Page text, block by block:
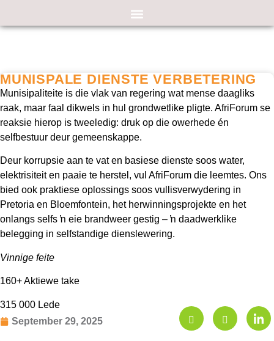
MUNISPALE DIENSTE VERBETERING
Munisipaliteite is die vlak van regering wat mense daagliks
raak, maar faal dikwels in hul grondwetlike pligte. AfriForum se
reaksie hierop is tweeledig: druk op die owerhede én
selfbestuur deur gemeenskappe.
Deur korrupsie aan te vat en basiese dienste soos water,
elektrisiteit en paaie te herstel, vul AfriForum die leemtes. Ons
bied ook praktiese oplossings soos vullisverwydering in
Pretoria en Bloemfontein, het herwinningsprojekte en het
onlangs selfs ŉ eie brandweer gestig – ŉ daadwerklike
belegging in selfstandige dienslewering.
Vinnige feite
160+ Aktiewe take
315 000 Lede
September 29, 2025